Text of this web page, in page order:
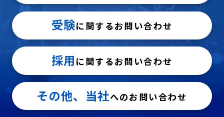
受験に関するお問い合わせ
採用 に関するお問い合わせ
その他、当社へのお問い合わせ